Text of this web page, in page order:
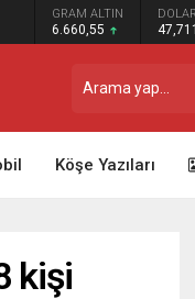
GRAM ALTIN
6.660,55
DOLAR
Köşe Yazıları
kişi